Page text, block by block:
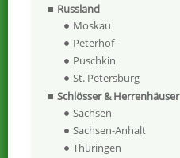
Russland
Moskau
Peterhof
Puschkin
St. Petersburg
Schlösser & Herrenhäuser
Sachsen
Sachsen-Anhalt
Thüringen